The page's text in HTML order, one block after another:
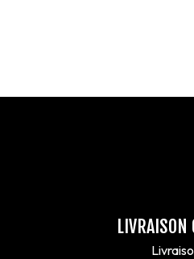
LIVRAISON